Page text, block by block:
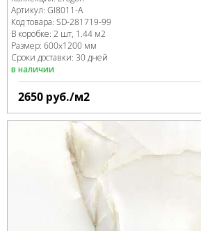
Артикул: GI8011-A
Код товара: SD-281719-99
В коробке: 2 шт, 1.44 м2
Размер: 600x1200 мм
Сроки доставки: 30 дней
в наличии
2650 руб./м2